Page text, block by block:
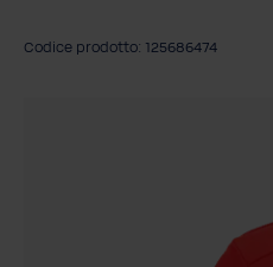
Codice prodotto: 125686474